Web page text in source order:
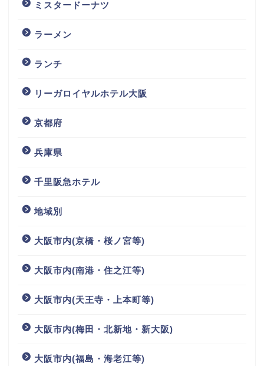
ミスタードーナツ
ラーメン
ランチ
リーガロイヤルホテル大阪
京都府
兵庫県
千里阪急ホテル
地域別
大阪市内(京橋・桜ノ宮等)
大阪市内(南港・住之江等)
大阪市内(天王寺・上本町等)
大阪市内(梅田・北新地・新大阪)
大阪市内(福島・海老江等)